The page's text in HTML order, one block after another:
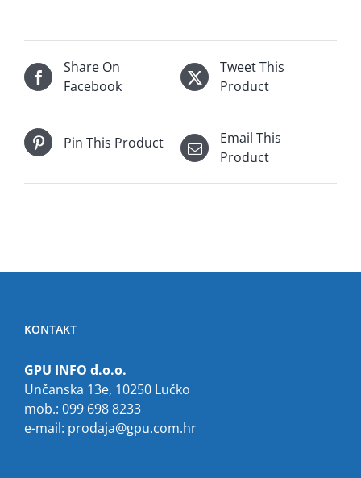
Share On
Facebook
Tweet This
Product
Pin This Product
Email This
Product
KONTAKT
GPU INFO d.o.o.
Unčanska 13e, 10250 Lučko
mob.: 099 698 8233
e-mail: prodaja@gpu.com.hr